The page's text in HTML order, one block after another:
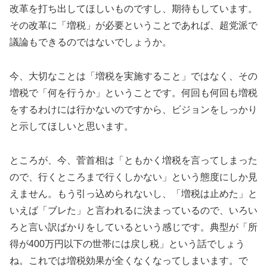
改革を打ち出してほしいものですし、期待もしています。
その改革に「増税」が必要ということであれば、超党派で
議論もできるのではないでしょうか。
今、大切なことは「増税を実施すること」ではなく、その
増税で「何を行うか」ということです。何回も何回も増税
をするわけには行かないのですから、ビジョンをしっかり
と示してほしいと思います。
ところが、今、菅首相は「ともかく増税を言ってしまった
ので、行くところまで行くしかない」という態度にしか見
えません。もう引っ込められないし、「増税は止めた」と
いえば「ブレた」と言われるに決まっているので、いろい
ろと言い訳ばかりをしているという感じです。典型が「所
得が400万円以下の世帯には戻し税」という話でしょう
ね。これでは増税効果が全くなくなってしまいます。で